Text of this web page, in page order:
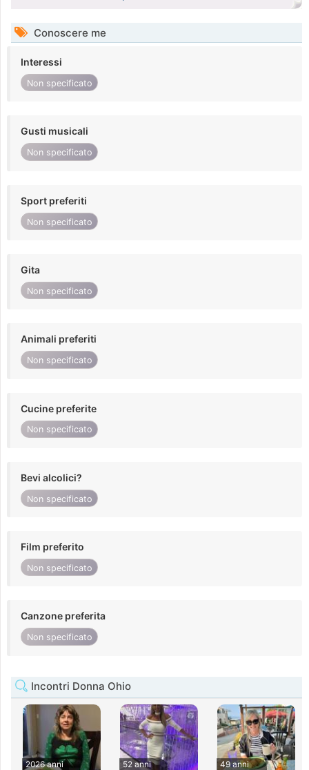
Conoscere me
Interessi
Non specificato
Gusti musicali
Non specificato
Sport preferiti
Non specificato
Gita
Non specificato
Animali preferiti
Non specificato
Cucine preferite
Non specificato
Bevi alcolici?
Non specificato
Film preferito
Non specificato
Canzone preferita
Non specificato
Incontri Donna Ohio
2026 anni
52 anni
49 anni